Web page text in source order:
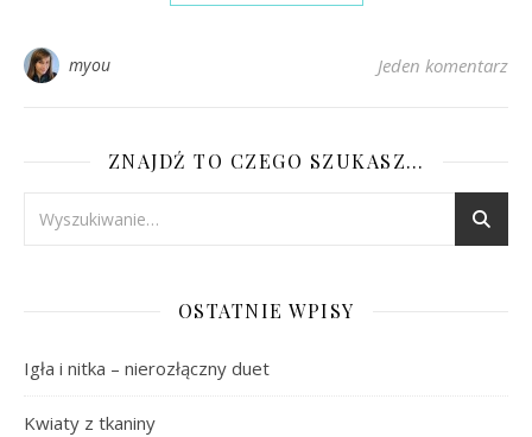
myou Jeden komentarz
ZNAJDŹ TO CZEGO SZUKASZ…
OSTATNIE WPISY
Igła i nitka – nierozłączny duet
Kwiaty z tkaniny